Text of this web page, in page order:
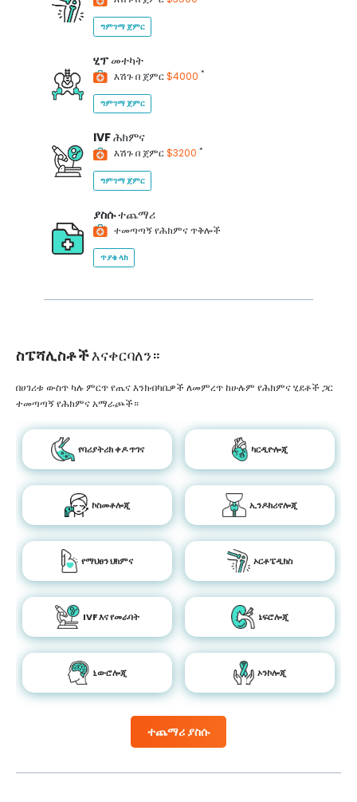
ግምገማ ጀምር
ሂፕመተካት
እሽጉ በ ጀምር$4000 *
ግምገማ ጀምር
IVFሕክምና
እሽጉ በ ጀምር$3200 *
ግምገማ ጀምር
ያስሱተጨማሪ
ተመጣጣኝ የሕክምና ጥቅሎች
ጥያቄ ላክ
ስፔሻሊስቶችእናቀርባለን።
ተጨማሪ ያስሱ
በሀገሪቱ ውስጥ ካሉ ምርጥ የጤና እንክብካቤዎች ለመምረጥ ከሁሉም የሕክምና ሂደቶች ጋር
ተመጣጣኝ የሕክምና አማራጮች።
የባሪያትሪክ ቀዶ ጥገና ካርዲዮሎጂ
ኮስመቶሎጂ ኢንዶክሪኖሎጂ
የማህፀን ህክምና ኦርቶፔዲክስ
IVF እና የመራባት ኔፍሮሎጂ
ኒውሮሎጂ ኦንኮሎጂ